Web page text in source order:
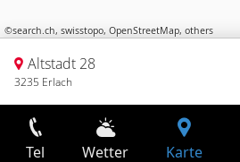
©search.ch, swisstopo, OpenStreetMap, others
Altstadt 28
3235 Erlach
Tel Wetter Karte